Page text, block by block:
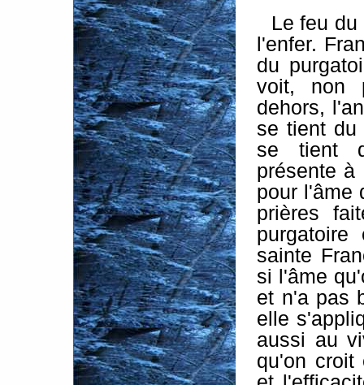
Le feu
l'enfer.
du
voit, non
dehors,
se tient du
se tient
présente à
pour l'âme
prières
sainte
si l'âme
et n'a pas
elle
aussi au
qu'on croit